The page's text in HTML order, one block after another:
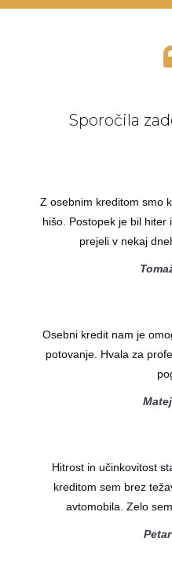
Sporočila
Z osebnim kreditom smo
hišo. Postopek je bil
prejeli v nekaj
Osebni kredit nam je
potovanje. Hvala za
Hitrost in učinkovitost
kreditom sem brez
avtomobila. Zelo